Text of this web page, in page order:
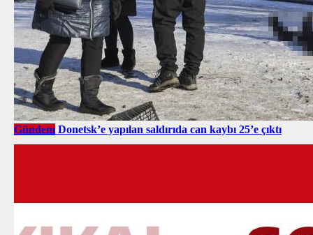
Gündem Donetsk’e yapılan saldırıda can kaybı 25’e çıktı